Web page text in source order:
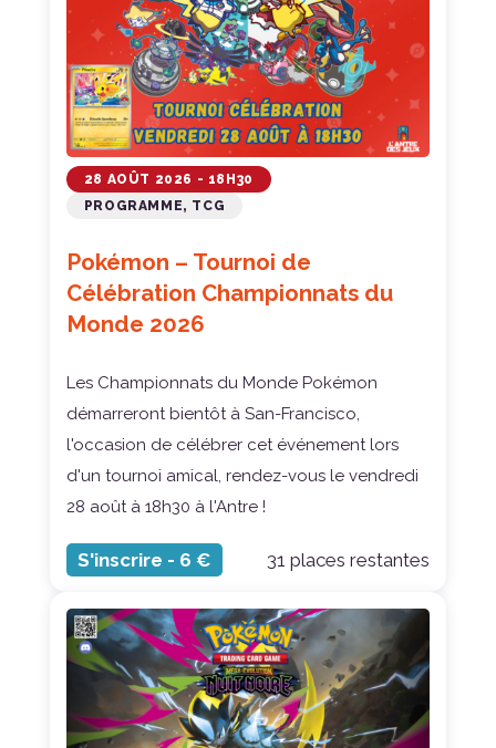
28 AOÛT 2026 - 18H30
PROGRAMME, TCG
Pokémon – Tournoi de
Célébration Championnats du
Monde 2026
Les Championnats du Monde Pokémon
démarreront bientôt à San-Francisco,
l'occasion de célébrer cet événement lors
d'un tournoi amical, rendez-vous le vendredi
28 août à 18h30 à l'Antre !
S'inscrire - 6 € 31 places restantes